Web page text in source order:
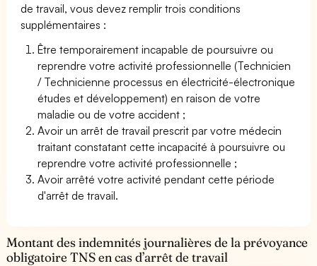
de travail, vous devez remplir trois conditions
supplémentaires :
Être temporairement incapable de poursuivre ou
reprendre votre activité professionnelle (Technicien
/ Technicienne processus en électricité-électronique
études et développement) en raison de votre
maladie ou de votre accident ;
Avoir un arrêt de travail prescrit par votre médecin
traitant constatant cette incapacité à poursuivre ou
reprendre votre activité professionnelle ;
Avoir arrêté votre activité pendant cette période
d'arrêt de travail.
Montant des indemnités journalières de la prévoyance
obligatoire TNS en cas d’arrêt de travail